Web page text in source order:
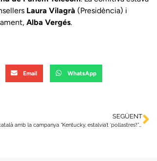
Laura Vilagrà (Presidència) i
Alba Vergés.
Email WhatsApp
SEGÜENT
Defensem el català amb la campanya “Kentucky, estalvia’t ‘pollastres’!” als busos de TMB